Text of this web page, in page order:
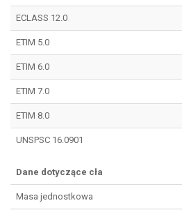
ECLASS 12.0
ETIM 5.0
ETIM 6.0
ETIM 7.0
ETIM 8.0
UNSPSC 16.0901
Dane dotyczące cła
Masa jednostkowa